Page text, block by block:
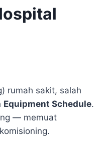
rumah sakit, salah
Equipment Schedule.
— memuat